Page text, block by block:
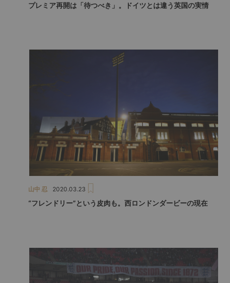
プレミア再開は「待つべき」。ドイツとは違う英国の実情
山中 忍 2020.03.23
“フレンドリー”という皮肉も。西ロンドンダービーの現在